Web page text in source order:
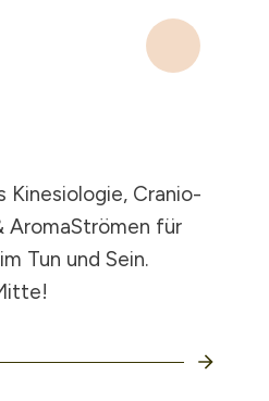
Kinesiologie, Cranio-
AromaStrömen für
Tun und Sein.